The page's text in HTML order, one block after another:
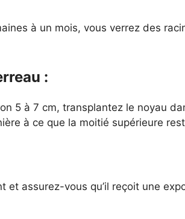
à un mois, vous verrez des
:
5 à 7 cm, transplantez le noyau
à ce que la moitié supérieure
et assurez-vous qu’il reçoit une